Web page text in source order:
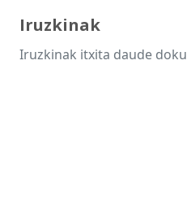
Iruzkinak
Iruzkinak itxita daude